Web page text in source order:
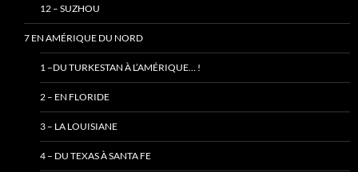
12 – SUZHOU
7 EN AMÉRIQUE DU NORD
1 –DU TURKESTAN À L’AMÉRIQUE… !
2 – EN FLORIDE
3 – LA LOUISIANE
4 – DU TEXAS À SANTA FE